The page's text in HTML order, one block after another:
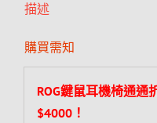
描述
購買需知
ROG鍵鼠耳機椅通通
$4000！